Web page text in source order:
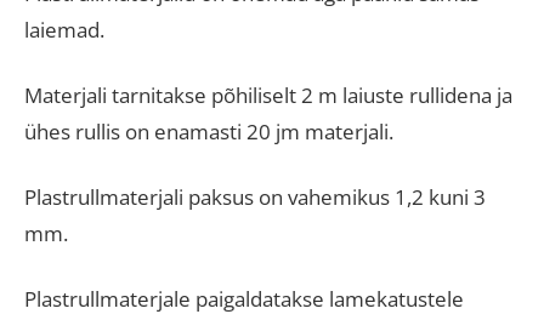
laiemad.
Materjali tarnitakse põhiliselt 2 m laiuste rullidena ja
ühes rullis on enamasti 20 jm materjali.
Plastrullmaterjali paksus on vahemikus 1,2 kuni 3
mm.
Plastrullmaterjale paigaldatakse lamekatustele